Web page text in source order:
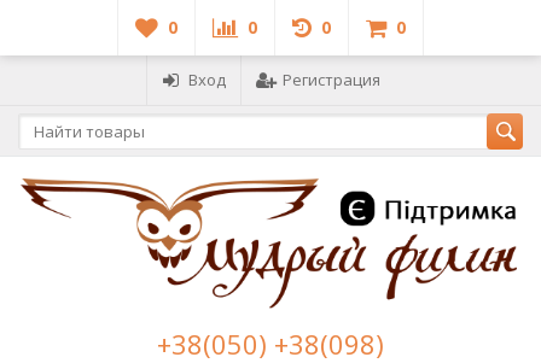
0 0 0 0
Вход Регистрация
+38(050) +38(098)